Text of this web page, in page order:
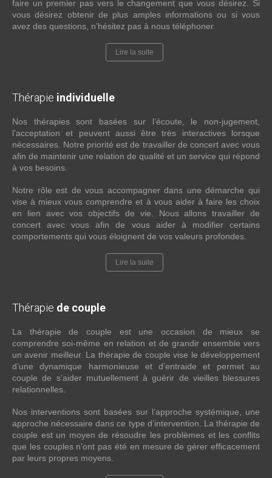
faire un premier pas vers le changement que vous désirez. Si
vous désirez obtenir de plus amples informations ou si vous
avez des questions, n’hésitez pas à nous téléphoner.
Lire la suite
Thérapie individuelle
Nos thérapies sont basées sur l’écoute, le non-jugement,
l’acceptation et peuvent aussi être très interactives lorsque
nécessaires. Notre priorité est de travailler de concert avec vous
afin de maintenir une relation de qualité et un service qui répond
à vos besoins.
Notre rôle est de vous accompagner dans une démarche qui
vise à mieux vous comprendre et à vous aider à faire les choix
en lien avec vos objectifs de vie. Nous allons travailler de
concert avec vous afin de vous aider à modifier certains
comportements qui vous éloignent de vos valeurs profondes.
Lire la suite
Thérapie de couple
La thérapie de couple est une occasion de mieux se
comprendre soi-même en relation et de grandir ensemble vers
un avenir meilleur. La thérapie de couple vise le développement
d’une dynamique harmonieuse et d’entraide et permet au
couple de s’aider mutuellement à guérir de vieilles blessures
relationnelles.
Nos interventions sont basées sur l’approche systémique, une
approche nécessaire dans ce type d’intervention. La thérapie de
couple est un moyen de résoudre les problèmes et les conflits
que les couples n’ont pas été en mesure de gérer efficacement
par leurs propres moyens.